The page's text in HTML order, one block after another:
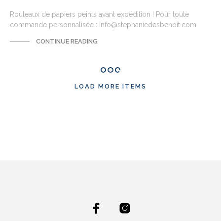
Rouleaux de papiers peints avant expédition ! Pour toute
commande personnalisée : info@stephaniedesbenoit.com
CONTINUE READING
LOAD MORE ITEMS